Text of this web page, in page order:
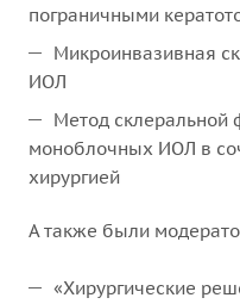
пограничными
Микроинвазивная
ИОЛ
Метод склеральной
моноблочных ИОЛ в
хирургией
А также были
«Хирургические